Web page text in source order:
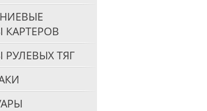
ТЯГ